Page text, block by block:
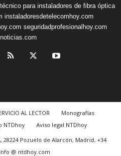
para instaladores de fibra óptica
instaladoresdetelecomhoy.com
seguridadprofesionalhoy.com
AL LECTOR
Monografías
NTDhoy
Aviso legal NTDhoy
28224 Pozuelo de Alarcón, Madrid, +34
@ ntdhoy.com